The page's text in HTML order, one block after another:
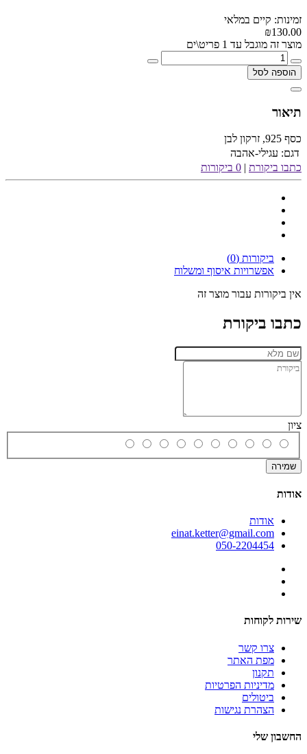
זמינות: קיים במלאי
₪130.00
מוצר זה מוגבל עד 1 פריט\ים
הוספה לסל
תיאור
כסף 925, זרקון לבן
דגם: עגילי-אהבה
כתבו ביקורת | 0 ביקורות
ביקורות (0)
אפשרויות איסוף ומשלוח
אין ביקורות עבור מוצר זה
כתבו ביקורת
ציון
שמירה
אודות
אודות
einat.ketter@gmail.com
050-2204454
שירות לקוחות
צרו קשר
מפת האתר
תקנון
מדיניות הפרטיות
ביטולים
הצהרת נגישות
החשבון שלי